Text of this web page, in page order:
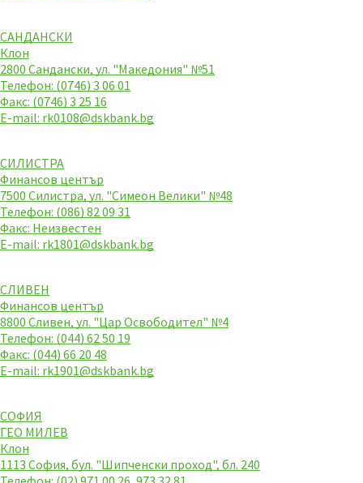
САНДАНСКИ
Клон
2800 Сандански, ул. "Македония" №51
Телефон: (0746) 3 06 01
Факс: (0746) 3 25 16
E-mail: rk0108@dskbank.bg
СИЛИСТРА
Финансов център
7500 Силистра, ул. "Симеон Велики" №48
Телефон: (086) 82 09 31
Факс: Неизвестен
E-mail: rk1801@dskbank.bg
СЛИВЕН
Финансов център
8800 Сливен, ул. "Цар Освободител" №4
Телефон: (044) 62 50 19
Факс: (044) 66 20 48
E-mail: rk1901@dskbank.bg
СОФИЯ
ГЕО МИЛЕВ
Клон
1113 София, бул. "Шипченски проход", бл. 240